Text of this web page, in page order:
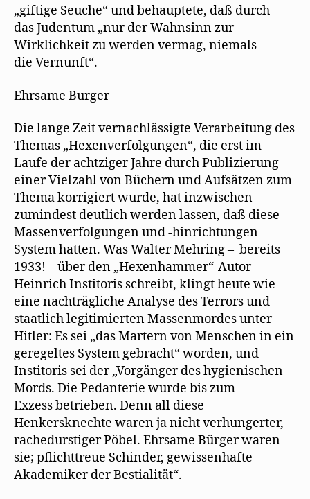
„giftige Seuche“ und behauptete, daß durch
das Judentum „nur der Wahnsinn zur
Wirklichkeit zu werden vermag, niemals
die Vernunft“.
Ehrsame Burger
Die lange Zeit vernachlässigte Verarbeitung des
Themas „Hexenverfolgungen“, die erst im
Laufe der achtziger Jahre durch Publizierung
einer Vielzahl von Büchern und Aufsätzen zum
Thema korrigiert wurde, hat inzwischen
zumindest deutlich werden lassen, daß diese
Massenverfolgungen und -hinrichtungen
System hatten. Was Walter Mehring – bereits
1933! – über den „Hexenhammer“-Autor
Heinrich Institoris schreibt, klingt heute wie
eine nachträgliche Analyse des Terrors und
staatlich legitimierten Massenmordes unter
Hitler: Es sei „das Martern von Menschen in ein
geregeltes System gebracht“ worden, und
Institoris sei der „Vorgänger des hygienischen
Mords. Die Pedanterie wurde bis zum
Exzess betrieben. Denn all diese
Henkersknechte waren ja nicht verhungerter,
rachedurstiger Pöbel. Ehrsame Bürger waren
sie; pflichttreue Schinder, gewissenhafte
Akademiker der Bestialität“.